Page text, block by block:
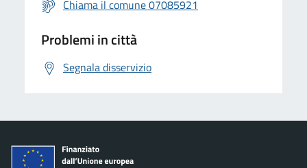
Chiama il comune 07085921
Problemi in città
Segnala disservizio